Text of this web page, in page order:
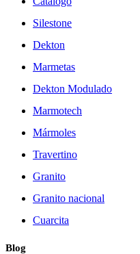
Silestone
Dekton
Marmetas
Dekton Modulado
Marmotech
Mármoles
Travertino
Granito
Granito nacional
Cuarcita
Blog